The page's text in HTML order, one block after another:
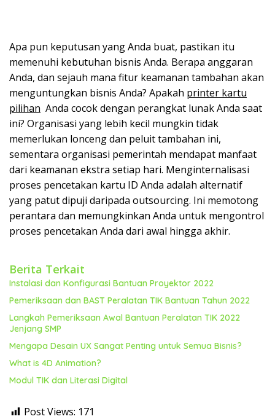
Apa pun keputusan yang Anda buat, pastikan itu
memenuhi kebutuhan bisnis Anda. Berapa anggaran
Anda, dan sejauh mana fitur keamanan tambahan akan
menguntungkan bisnis Anda? Apakah printer kartu
pilihan Anda cocok dengan perangkat lunak Anda saat
ini? Organisasi yang lebih kecil mungkin tidak
memerlukan lonceng dan peluit tambahan ini,
sementara organisasi pemerintah mendapat manfaat
dari keamanan ekstra setiap hari. Menginternalisasi
proses pencetakan kartu ID Anda adalah alternatif
yang patut dipuji daripada outsourcing. Ini memotong
perantara dan memungkinkan Anda untuk mengontrol
proses pencetakan Anda dari awal hingga akhir.
Berita Terkait
Instalasi dan Konfigurasi Bantuan Proyektor 2022
Pemeriksaan dan BAST Peralatan TIK Bantuan Tahun 2022
Langkah Pemeriksaan Awal Bantuan Peralatan TIK 2022
Jenjang SMP
Mengapa Desain UX Sangat Penting untuk Semua Bisnis?
What is 4D Animation?
Modul TIK dan Literasi Digital
Post Views: 171